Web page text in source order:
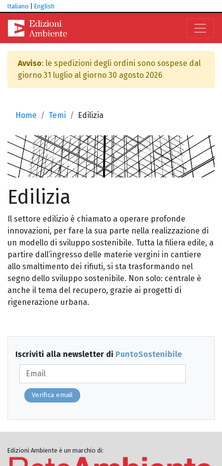
Italiano English
Avviso: le spedizioni degli ordini sono sospese dal
giorno 31 luglio al giorno 30 agosto 2026
Home Temi Edilizia
Edilizia
Il settore edilizio è chiamato a operare profonde
innovazioni, per fare la sua parte nella realizzazione di
un modello di sviluppo sostenibile. Tutta la filiera edile, a
partire dall’ingresso delle materie vergini in cantiere
allo smaltimento dei rifiuti, si sta trasformando nel
segno dello sviluppo sostenibile. Non solo: centrale è
anche il tema del recupero, grazie ai progetti di
rigenerazione urbana.
Iscriviti alla newsletter di PuntoSostenibile
Verifica email
Edizioni Ambiente è un marchio di: